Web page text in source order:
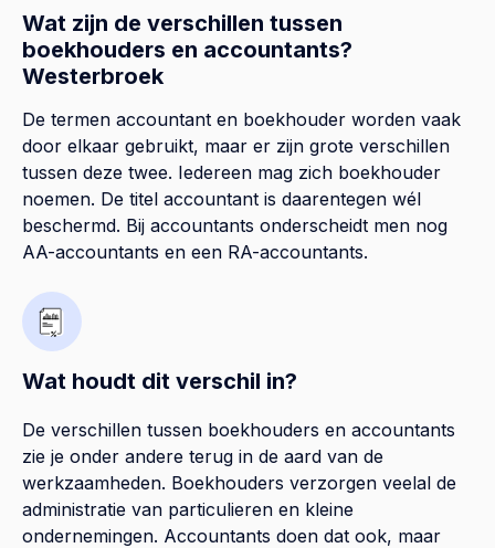
Wat zijn de verschillen tussen
boekhouders en accountants?
Westerbroek
De termen accountant en boekhouder worden vaak
door elkaar gebruikt, maar er zijn grote verschillen
tussen deze twee. Iedereen mag zich boekhouder
noemen. De titel accountant is daarentegen wél
beschermd. Bij accountants onderscheidt men nog
AA-accountants en een RA-accountants.
Wat houdt dit verschil in?
De verschillen tussen boekhouders en accountants
zie je onder andere terug in de aard van de
werkzaamheden. Boekhouders verzorgen veelal de
administratie van particulieren en kleine
ondernemingen. Accountants doen dat ook, maar